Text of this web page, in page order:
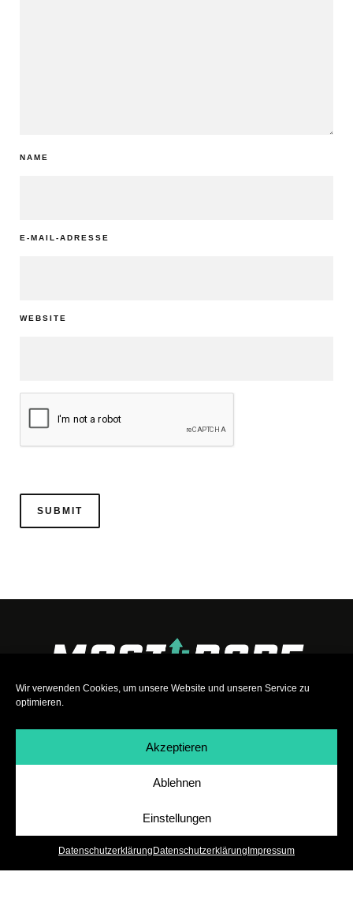
Wir verwenden Cookies, um unsere Website und unseren Service zu
optimieren.
Akzeptieren
Ablehnen
Einstellungen
Datenschutzerklärung Datenschutzerklärung Impressum
NAME
E-MAIL-ADRESSE
WEBSITE
Datenschutz|Teilnahmebedingungen